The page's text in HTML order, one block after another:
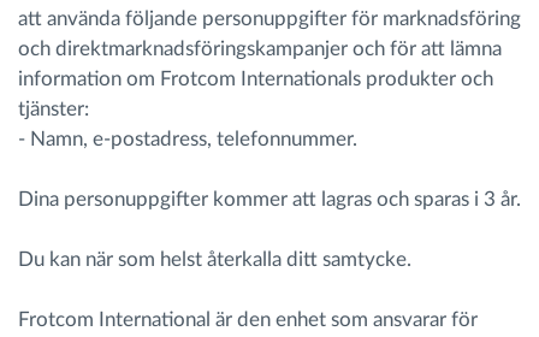
Bränslehantering
Ruttplanering och övervakning
Automatisk förare identifiering
Upptäck alla funktioner
att använda följande personuppgifter för marknadsföring
och direktmarknadsföringskampanjer och för att lämna
information om Frotcom Internationals produkter och
tjänster:
- Namn, e-postadress, telefonnummer.
Dina personuppgifter kommer att lagras och sparas i 3 år.
Du kan när som helst återkalla ditt samtycke.
Frotcom International är den enhet som ansvarar för